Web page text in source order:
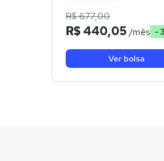
R$ 677,00
R$ 440,05/mês -
Ver bolsa